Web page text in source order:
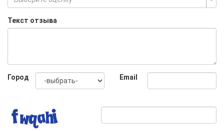
Текст отзыва
Город Email